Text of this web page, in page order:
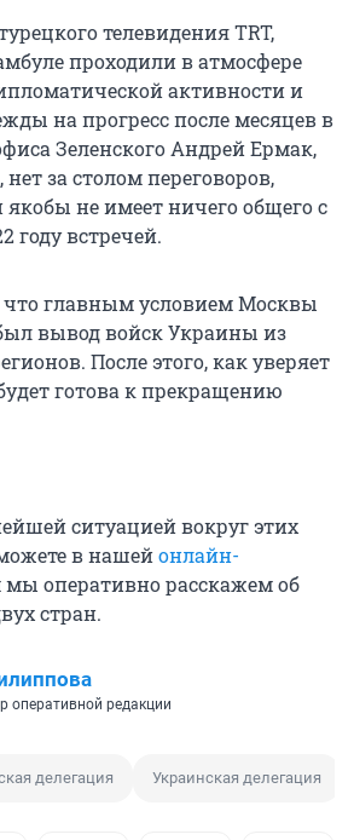
телевидения TRT,
проходили в атмосфере
активности и
на прогресс после месяцев в
Зеленского Андрей Ермак,
нет за столом переговоров,
не имеет ничего общего с
годувстречей.
что главным условием Москвы
вывод войск Украины из
После этого, как уверяет
готова к прекращению
ситуацией вокруг этих
в нашейонлайн-
мы оперативно расскажем об
стран.
оперативной редакции
делегация Украинская делегация